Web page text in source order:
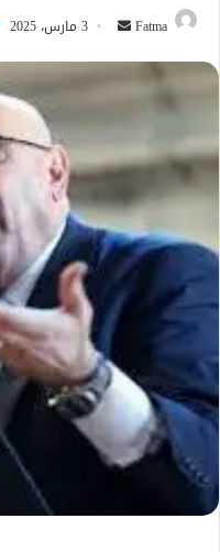
Fatma
أرسل
إلكترونيا
3 مارس، 2025